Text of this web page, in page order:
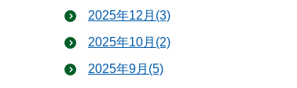
2025年12月(3)
2025年10月(2)
2025年9月(5)